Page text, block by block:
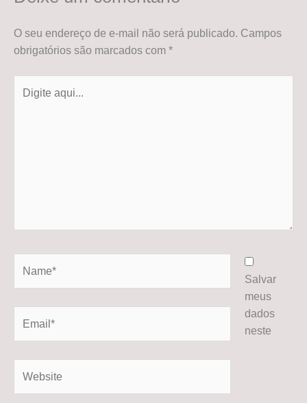
O seu endereço de e-mail não será publicado. Campos
obrigatórios são marcados com *
aqui...
Salvar
meus
dados
neste